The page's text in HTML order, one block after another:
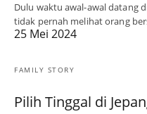
Dulu waktu awal-awal datang
tidak pernah melihat orang
25 Mei 2024
FAMILY STORY
Pilih Tinggal di